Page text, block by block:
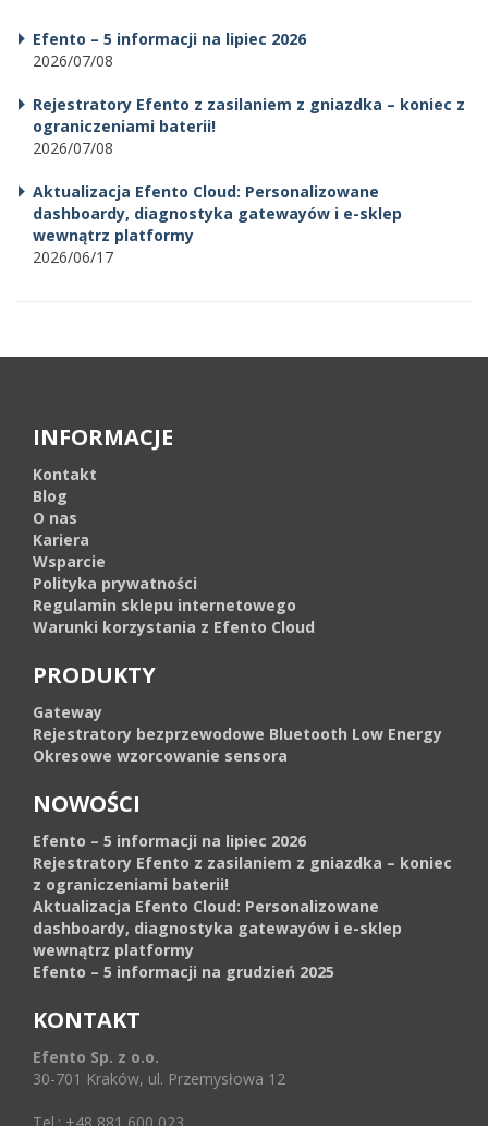
Efento – 5 informacji na lipiec 2026
2026/07/08
Rejestratory Efento z zasilaniem z gniazdka – koniec z
ograniczeniami baterii!
2026/07/08
Aktualizacja Efento Cloud: Personalizowane
dashboardy, diagnostyka gatewayów i e-sklep
wewnątrz platformy
2026/06/17
INFORMACJE
Kontakt
Blog
O nas
Kariera
Wsparcie
Polityka prywatności
Regulamin sklepu internetowego
Warunki korzystania z Efento Cloud
PRODUKTY
Gateway
Rejestratory bezprzewodowe Bluetooth Low Energy
Okresowe wzorcowanie sensora
NOWOŚCI
Efento – 5 informacji na lipiec 2026
Rejestratory Efento z zasilaniem z gniazdka – koniec
z ograniczeniami baterii!
Aktualizacja Efento Cloud: Personalizowane
dashboardy, diagnostyka gatewayów i e-sklep
wewnątrz platformy
Efento – 5 informacji na grudzień 2025
KONTAKT
Efento Sp. z o.o.
30-701 Kraków, ul. Przemysłowa 12